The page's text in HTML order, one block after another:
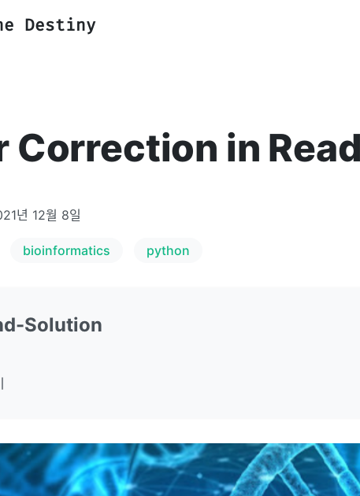
Destiny
Correction in
년 12월 8일
bioinformatics python
Solution